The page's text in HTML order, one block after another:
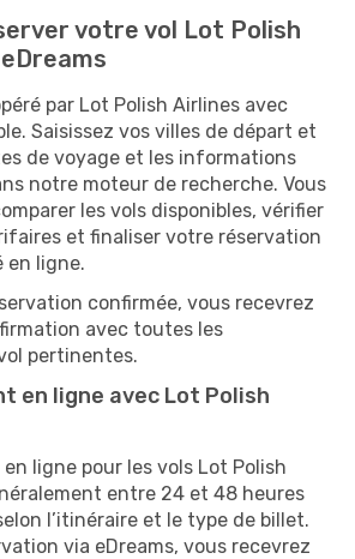
votre vol Lot Polish
par Lot Polish Airlines avec
Saisissez vos villes de départ et
de voyage et les informations
notre moteur de recherche. Vous
les vols disponibles, vérifier
et finaliser votre réservation
en ligne.
confirmée, vous recevrez
avec toutes les
pertinentes.
en ligne avec Lot Polish
ligne pour les vols Lot Polish
entre 24 et 48 heures
l’itinéraire et le type de billet.
via eDreams, vous recevrez